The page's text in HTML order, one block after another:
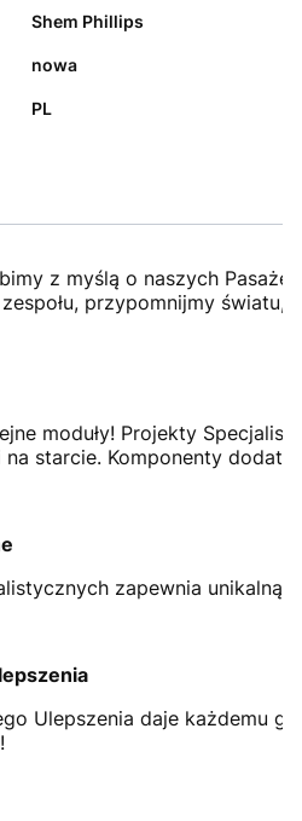
Shem Phillips
nowa
PL
z myślą o naszych
przypomnijmy światu,
moduły! Projekty
starcie. Komponenty
zapewnia
Ulepszenia daje każdemu